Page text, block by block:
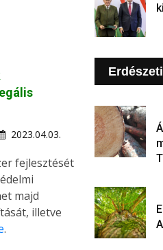
2023.04.03.
fejlesztését
majd
illetve
.